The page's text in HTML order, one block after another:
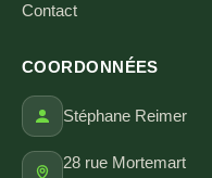
Contact
COORDONNÉES
Stéphane Reimer
28 rue Mortemart